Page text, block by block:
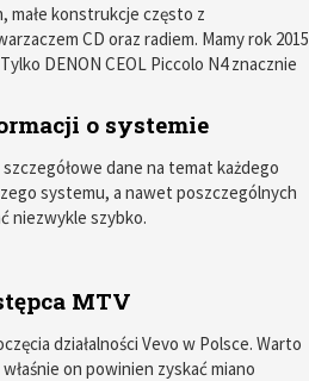
małe konstrukcje często z
CD oraz radiem. Mamy rok 2015
DENON CEOL Piccolo N4 znacznie
o systemie
dane na temat każdego
systemu, a nawet poszczególnych
niezwykle szybko.
MTV
działalności Vevo w Polsce. Warto
on powinien zyskać miano